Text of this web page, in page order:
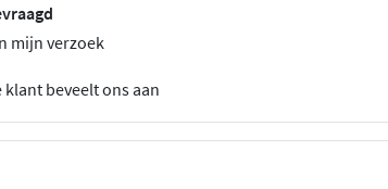
mijn verzoek
klant beveelt ons aan